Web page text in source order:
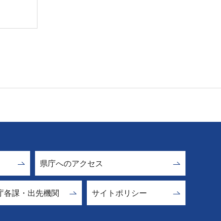
県庁へのアクセス
各課・出先機関 サイトポリシー